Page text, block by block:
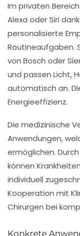
Im privaten
Alexa oder Siri
personalisierte
Routineaufgaben.
von Bosch oder
und passen Licht,
automatisch an.
Energieeffizienz.
Die medizinische
Anwendungen,
ermöglichen.
können
individuell
Kooperation mit
Chirurgen bei
Konkrete